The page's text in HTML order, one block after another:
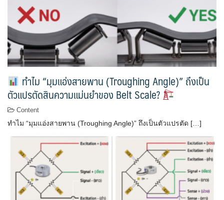
ทำไม “มุมแอ่งสายพาน (Troughing Angle)” ถึงเป็น
ตัวแปรตัดสินความแม่นยำของ Belt Scale?
Content
ทำไม “มุมแอ่งสายพาน (Troughing Angle)” ถึงเป็นตัวแปรตัด […]